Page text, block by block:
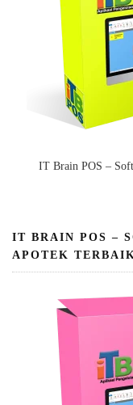
IT Brain POS –
IT BRAIN POS –
APOTEK